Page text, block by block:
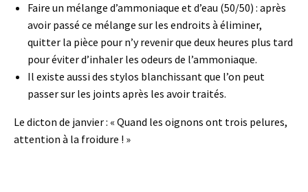
Faire un mélange d’ammoniaque et d’eau (50/50) : après
avoir passé ce mélange sur les endroits à éliminer,
quitter la pièce pour n’y revenir que deux heures plus tard
pour éviter d’inhaler les odeurs de l’ammoniaque.
Il existe aussi des stylos blanchissant que l’on peut
passer sur les joints après les avoir traités.
Le dicton de janvier : « Quand les oignons ont trois pelures,
attention à la froidure ! »